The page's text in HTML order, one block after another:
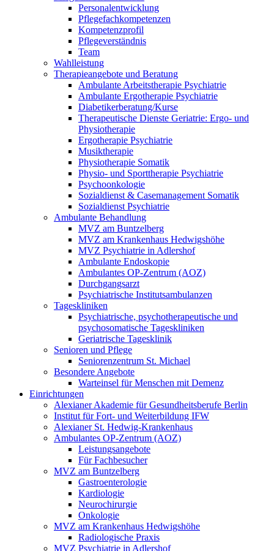
Personalentwicklung
Pflegefachkompetenzen
Kompetenzprofil
Pflegeverständnis
Team
Wahlleistung
Therapieangebote und Beratung
Ambulante Arbeitstherapie Psychiatrie
Ambulante Ergotherapie Psychiatrie
Diabetikerberatung/Kurse
Therapeutische Dienste Geriatrie: Ergo- und
Physiotherapie
Ergotherapie Psychiatrie
Musiktherapie
Physiotherapie Somatik
Physio- und Sporttherapie Psychiatrie
Psychoonkologie
Sozialdienst & Casemanagement Somatik
Sozialdienst Psychiatrie
Ambulante Behandlung
MVZ am Buntzelberg
MVZ am Krankenhaus Hedwigshöhe
MVZ Psychiatrie in Adlershof
Ambulante Endoskopie
Ambulantes OP-Zentrum (AOZ)
Durchgangsarzt
Psychiatrische Institutsambulanzen
Tageskliniken
Psychiatrische, psychotherapeutische und
psychosomatische Tageskliniken
Geriatrische Tagesklinik
Senioren und Pflege
Seniorenzentrum St. Michael
Besondere Angebote
Warteinsel für Menschen mit Demenz
Einrichtungen
Alexianer Akademie für Gesundheitsberufe Berlin
Institut für Fort- und Weiterbildung IFW
Alexianer St. Hedwig-Krankenhaus
Ambulantes OP-Zentrum (AOZ)
Leistungsangebote
Für Fachbesucher
MVZ am Buntzelberg
Gastroenterologie
Kardiologie
Neurochirurgie
Onkologie
MVZ am Krankenhaus Hedwigshöhe
Radiologische Praxis
MVZ Psychiatrie in Adlershof